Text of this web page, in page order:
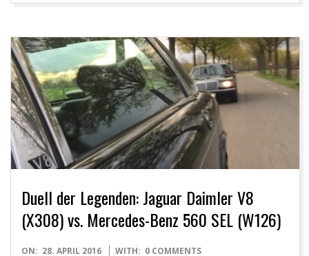
Duell der Legenden: Jaguar Daimler V8
(X308) vs. Mercedes-Benz 560 SEL (W126)
2016-
ON: 28. APRIL 2016 WITH: 0 COMMENTS